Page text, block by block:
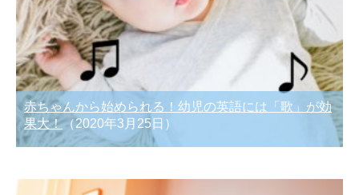
赤ちゃんから始められる！幼児の英語には「歌」が効
果大！（2020年3月25日）